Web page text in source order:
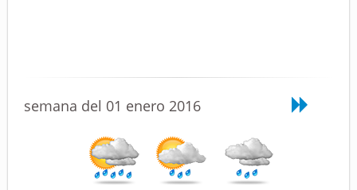
semana del 01 enero 2016